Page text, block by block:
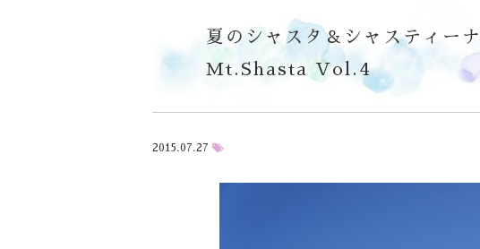
夏のシャスタ＆シャスティ
Mt.Shasta Vol.4
2015.07.27